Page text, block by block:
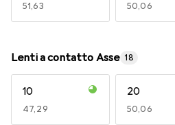
EUR
51,63 EUR
50,06
Lenti a contatto Asse 18
10
EUR
47,29
20
EUR
50,06